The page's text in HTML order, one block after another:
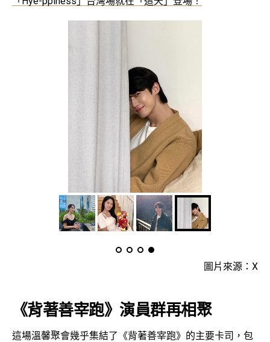
圖片來源：X
《背著善宰跑》演員群再相聚
這場溫馨聚會幾乎集結了《背著善宰跑》的主要卡司，包